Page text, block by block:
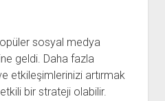
sosyal medya
geldi. Daha fazla
etkileşimlerinizi artırmak
bir strateji olabilir.